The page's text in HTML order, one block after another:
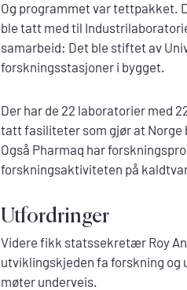
Og programmet var tettpakket.
ble tatt med til
samarbeid: Det ble stiftet av
forskningsstasjoner i bygget.
Der har de 22 laboratorier med
tatt fasiliteter som gjør at Norge
Også Pharmaq har
forskningsaktiviteten på
Utfordringer
Videre fikk statssekretær Roy
utviklingskjeden fa forskning
møter underveis.